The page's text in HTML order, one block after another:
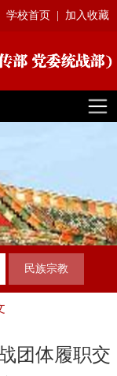
学校首页 加入收藏
民族宗教
团体履职交